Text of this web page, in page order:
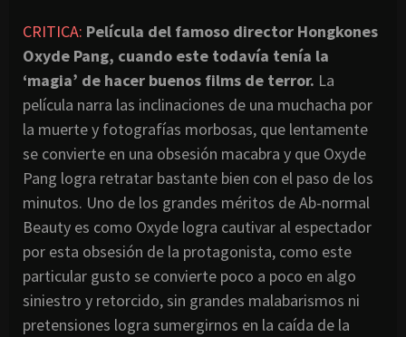
CRITICA: Película del famoso director Hongkones
Oxyde Pang, cuando este todavía tenía la
‘magia’ de hacer buenos films de terror. La
película narra las inclinaciones de una muchacha por
la muerte y fotografías morbosas, que lentamente
se convierte en una obsesión macabra y que Oxyde
Pang logra retratar bastante bien con el paso de los
minutos. Uno de los grandes méritos de Ab-normal
Beauty es como Oxyde logra cautivar al espectador
por esta obsesión de la protagonista, como este
particular gusto se convierte poco a poco en algo
siniestro y retorcido, sin grandes malabarismos ni
pretensiones logra sumergirnos en la caída de la